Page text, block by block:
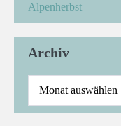
Alpenherbst
Archiv